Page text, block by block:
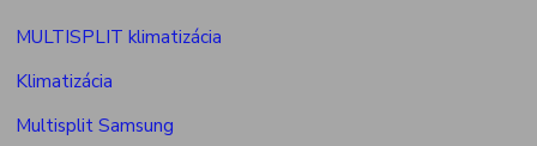
MULTISPLIT klimatizácia
Klimatizácia
Multisplit Samsung